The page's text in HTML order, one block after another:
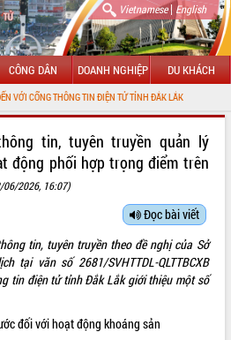
Vietnamese| English
CÔNG DÂN DOANH NGHIỆP DU KHÁCH
THÔNG TIN ĐIỆN TỬ TỈNH ĐẮK LẮK
tin, tuyên truyền quản lý
động phối hợp trọng điểm trên
06/2026, 16:07)
Đọc bài viết
tin, tuyên truyền theo đề nghị của Sở
tại văn số 2681/SVHTTDL-QLTTBCXB
tin điện tử tỉnh Đắk Lắk giới thiệu một số
đối với hoạt động khoáng sản